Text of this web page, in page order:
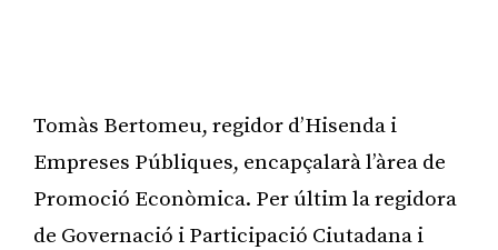
Tomàs Bertomeu, regidor d’Hisenda i
Empreses Públiques, encapçalarà l’àrea de
Promoció Econòmica. Per últim la regidora
de Governació i Participació Ciutadana i